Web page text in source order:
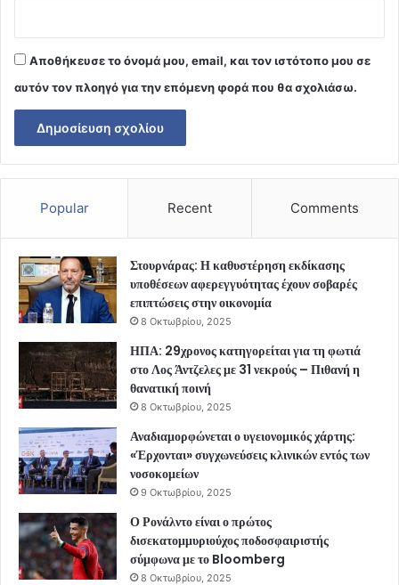
Αποθήκευσε το όνομά μου, email, και τον ιστότοπο μου σε
αυτόν τον πλοηγό για την επόμενη φορά που θα σχολιάσω.
Popular Recent Comments
Στουρνάρας: Η καθυστέρηση εκδίκασης
υποθέσεων αφερεγγυότητας έχουν σοβαρές
επιπτώσεις στην οικονομία
8 Οκτωβρίου, 2025
ΗΠΑ: 29χρονος κατηγορείται για τη φωτιά
στο Λος Άντζελες με 31 νεκρούς – Πιθανή η
θανατική ποινή
8 Οκτωβρίου, 2025
Αναδιαμορφώνεται ο υγειονομικός χάρτης:
«Έρχονται» συγχωνεύσεις κλινικών εντός των
νοσοκομείων
9 Οκτωβρίου, 2025
Ο Ρονάλντο είναι ο πρώτος
δισεκατομμυριούχος ποδοσφαιριστής
σύμφωνα με το Bloomberg
8 Οκτωβρίου, 2025